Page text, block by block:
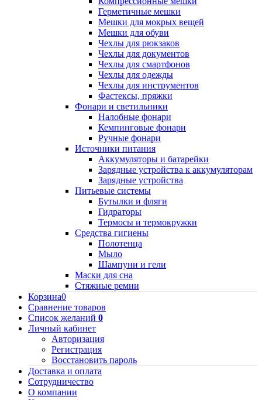
Герметичные мешки
Мешки для мокрых вещей
Мешки для обуви
Чехлы для рюкзаков
Чехлы для документов
Чехлы для смартфонов
Чехлы для одежды
Чехлы для инструментов
Фастексы, пряжки
Фонари и светильники
Налобные фонари
Кемпинговые фонари
Ручные фонари
Источники питания
Аккумуляторы и батарейки
Зарядные устройства к аккумуляторам
Зарядные устройства
Питьевые системы
Бутылки и фляги
Гидраторы
Термосы и термокружки
Средства гигиены
Полотенца
Мыло
Шампуни и гели
Маски для сна
Стяжные ремни
Корзина0
Сравнение товаров
Список желаний 0
Личный кабинет
Авторизация
Регистрация
Восстановить пароль
Доставка и оплата
Сотрудничество
О компании